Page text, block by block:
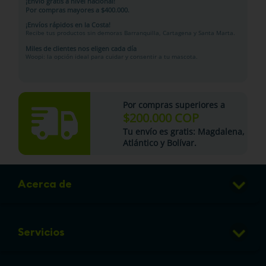
Por compras mayores a $400.000.
¡Envíos rápidos en la Costa!
Recibe tus productos sin demoras Barranquilla, Cartagena y Santa Marta.
Miles de clientes nos eligen cada día
Woopi: la opción ideal para cuidar y consentir a tu mascota.
Por compras superiores a
$200.000 COP
Tu envío es gratis: Magdalena,
Atlántico y Bolívar.
Acerca de
Club de Puntos
Servicios